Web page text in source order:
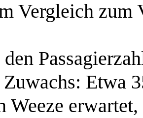
Vergleich zum
Etwa
Weeze